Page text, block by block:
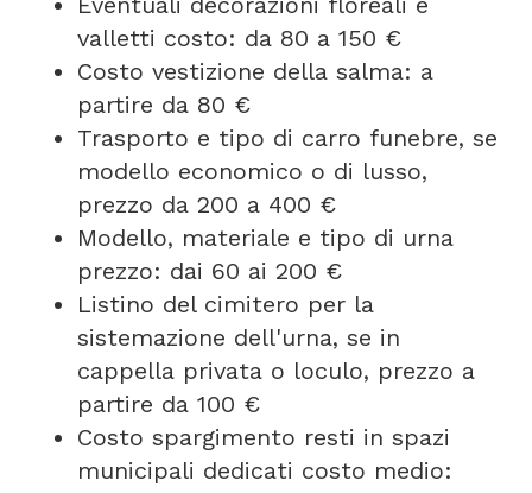
valletti costo: da 80 a 150 €
Costo vestizione della salma: a
partire da 80 €
Trasporto e tipo di carro funebre, se
modello economico o di lusso,
prezzo da 200 a 400 €
Modello, materiale e tipo di urna
prezzo: dai 60 ai 200 €
Listino del cimitero per la
sistemazione dell'urna, se in
cappella privata o loculo, prezzo a
partire da 100 €
Costo spargimento resti in spazi
municipali dedicati costo medio: